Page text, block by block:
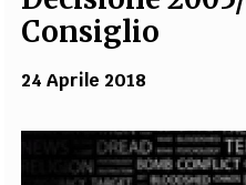
FILODIRITTO REDAZIONE
FOTOGRAFI PARTNER
Consiglio
24 Aprile 2018